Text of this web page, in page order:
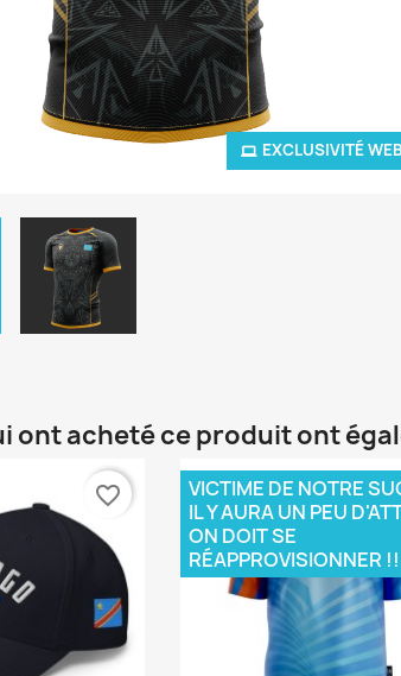
EXCLUSIVITÉ
ont acheté ce produit ont
favorite_border
VICTIME DE NOTRE
IL Y AURA UN PEU
ON DOIT SE
RÉAPPROVISIONNER !!